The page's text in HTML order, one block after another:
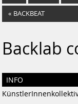
« BACKBEAT
Backlab
INFO